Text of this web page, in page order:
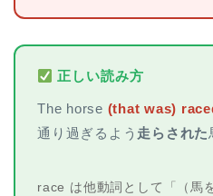
正しい読み方
The horse (that was)
通り過ぎるよう 走らされた
race は他動詞として「（馬